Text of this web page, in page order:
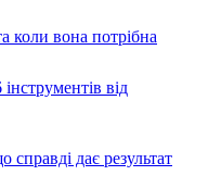
коли вона потрібна
від
дає результат